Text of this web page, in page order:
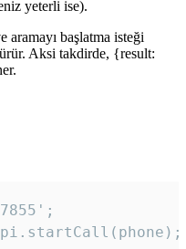
yeterli ise).
aramayı başlatma isteği
Aksi takdirde, {result: